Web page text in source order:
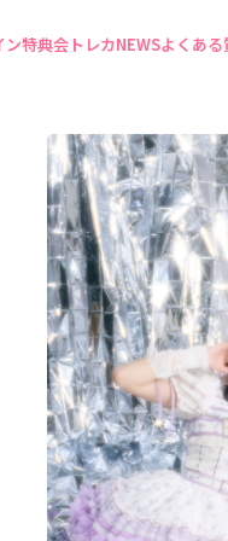
ン特典会 トレカNEWSよくある